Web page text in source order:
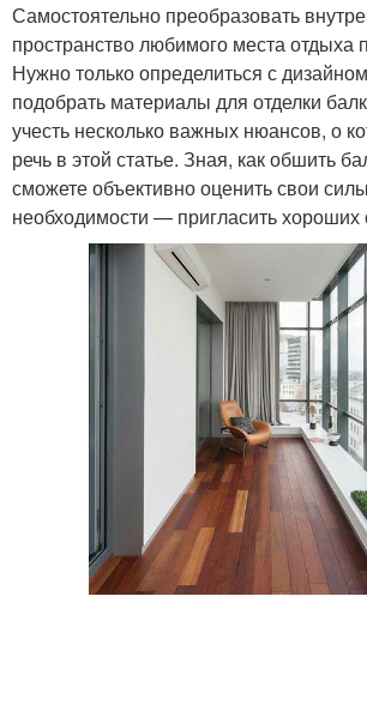
Самостоятельно преобразовать
пространство любимого места отдыха
Нужно только определиться с
подобрать материалы для отделки
учесть несколько важных нюансов, о
речь в этой статье. Зная, как обшить
сможете объективно оценить свои
необходимости — пригласить хороших